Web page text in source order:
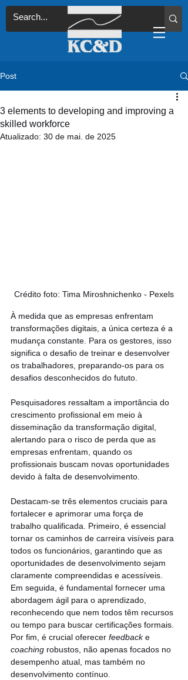
Post
3 elements to developing and improving a
skilled workforce
Atualizado: 30 de mai. de 2025
Crédito foto: Tima Miroshnichenko - Pexels
À medida que as empresas enfrentam
transformações digitais, a única certeza é a
mudança constante. Para os gestores, isso
significa o desafio de treinar e desenvolver
os trabalhadores, preparando-os para os
desafios desconhecidos do fututo.
Pesquisadores ressaltam a importância do
crescimento profissional em meio à
disseminação da transformação digital,
alertando para o risco de perda que as
empresas enfrentam, quando os
profissionais buscam novas oportunidades
devido à falta de desenvolvimento.
Destacam-se três elementos cruciais para
fortalecer e aprimorar uma força de
trabalho qualificada. Primeiro, é essencial
tornar os caminhos de carreira visíveis para
todos os funcionários, garantindo que as
oportunidades de desenvolvimento sejam
claramente compreendidas e acessíveis.
Em seguida, é fundamental fornecer uma
abordagem ágil para o aprendizado,
reconhecendo que nem todos têm recursos
ou tempo para buscar certificações formais.
Por fim, é crucial oferecer feedback e
coaching robustos, não apenas focados no
desempenho atual, mas também no
desenvolvimento contínuo.